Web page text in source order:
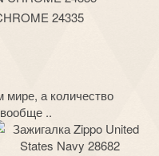
24335
мире, а количество
..